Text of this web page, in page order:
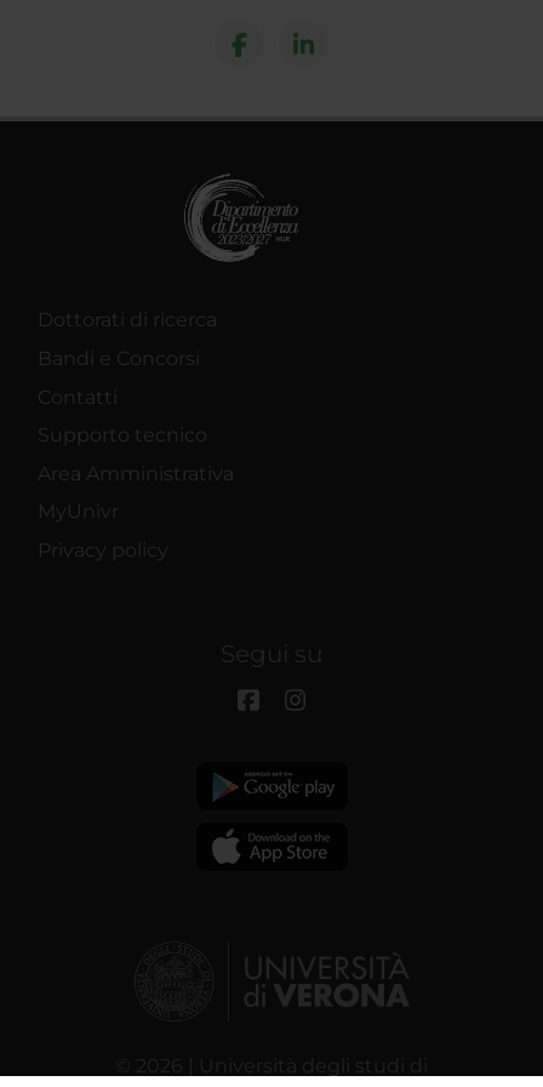
Dottorati di ricerca
Bandi e Concorsi
Contatti
Supporto tecnico
Area Amministrativa
MyUnivr
Privacy policy
Segui su
© 2026 | Università degli studi di